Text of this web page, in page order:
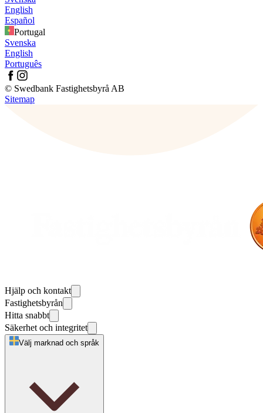
English
Español
Portugal
Svenska
English
Português
© Swedbank Fastighetsbyrå AB
Sitemap
Hjälp och kontakt
Fastighetsbyrån
Hitta snabbt
Säkerhet och integritet
Välj marknad och språk